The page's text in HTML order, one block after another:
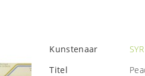
Kunstenaar
Titel